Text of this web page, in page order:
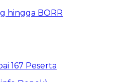
hingga BORR
167 Peserta